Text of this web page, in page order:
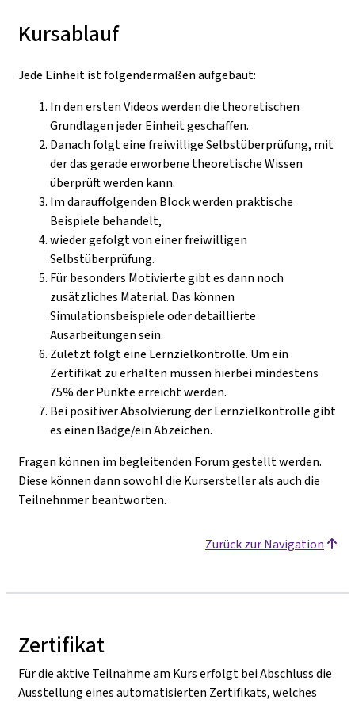
Kursablauf
Jede Einheit ist folgendermaßen aufgebaut:
In den ersten Videos werden die theoretischen
Grundlagen jeder Einheit geschaffen.
Danach folgt eine freiwillige Selbstüberprüfung, mit
der das gerade erworbene theoretische Wissen
überprüft werden kann.
Im darauffolgenden Block werden praktische
Beispiele behandelt,
wieder gefolgt von einer freiwilligen
Selbstüberprüfung.
Für besonders Motivierte gibt es dann noch
zusätzliches Material. Das können
Simulationsbeispiele oder detaillierte
Ausarbeitungen sein.
Zuletzt folgt eine Lernzielkontrolle. Um ein
Zertifikat zu erhalten müssen hierbei mindestens
75% der Punkte erreicht werden.
Bei positiver Absolvierung der Lernzielkontrolle gibt
es einen Badge/ein Abzeichen.
Fragen können im begleitenden Forum gestellt werden.
Diese können dann sowohl die Kursersteller als auch die
Teilnehnmer beantworten.
Zurück zur Navigation
Zertifikat
Für die aktive Teilnahme am Kurs erfolgt bei Abschluss die
Ausstellung eines automatisierten Zertifikats, welches